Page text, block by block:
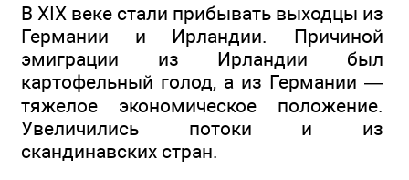
В XIX веке стали прибывать выходцы из
Германии и Ирландии. Причиной
эмиграции из Ирландии был
картофельный голод, а из Германии —
тяжелое экономическое положение.
Увеличились потоки и из
скандинавских стран.